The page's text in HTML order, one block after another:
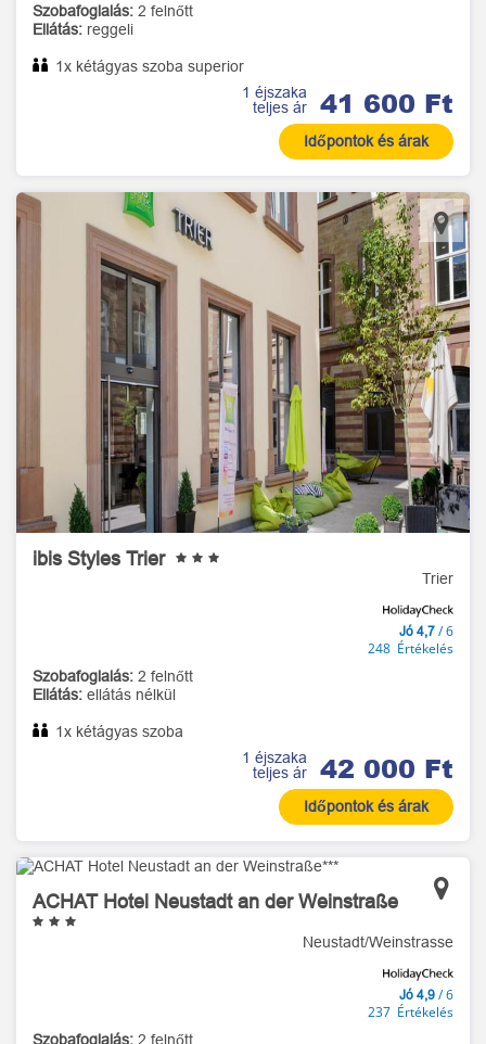
Szobafoglalás: 2 felnőtt
Ellátás: reggeli
1x kétágyas szoba superior
1 éjszaka
teljes ár
41 600 Ft
Időpontok és árak
ibis Styles Trier
Trier
Jó 4,7 / 6
248 Értékelés
Szobafoglalás: 2 felnőtt
Ellátás: ellátás nélkül
1x kétágyas szoba
1 éjszaka
teljes ár
42 000 Ft
Időpontok és árak
ACHAT Hotel Neustadt an der Weinstraße
Neustadt/Weinstrasse
Jó 4,9 / 6
237 Értékelés
Szobafoglalás: 2 felnőtt